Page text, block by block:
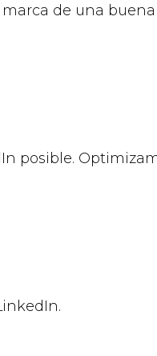
de una
posible.